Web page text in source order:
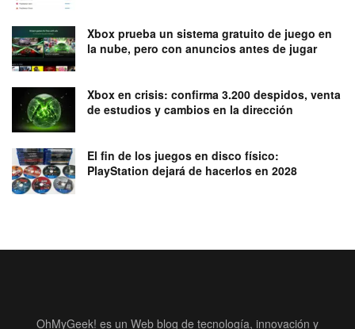
Xbox prueba un sistema gratuito de juego en
la nube, pero con anuncios antes de jugar
Xbox en crisis: confirma 3.200 despidos, venta
de estudios y cambios en la dirección
El fin de los juegos en disco físico:
PlayStation dejará de hacerlos en 2028
OhMyGeek! es un Web blog de tecnología, innovación y